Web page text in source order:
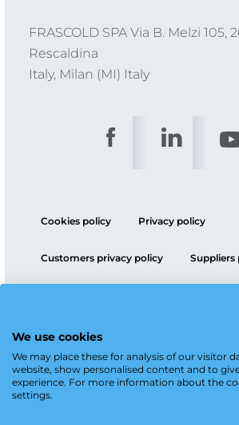
We use cookies
We may place these for analysis of our visitor
website, show personalised content and to
experience. For more information about the
settings.
FRASCOLD SPA Via B. Melzi 105,
Rescaldina
Italy, Milan (MI) Italy
Cookies policy Privacy policy
Customers privacy policy Suppliers